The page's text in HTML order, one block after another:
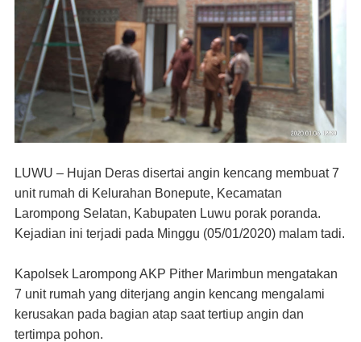
LUWU – Hujan Deras disertai angin kencang membuat 7
unit rumah di Kelurahan Bonepute, Kecamatan
Larompong Selatan, Kabupaten Luwu porak poranda.
Kejadian ini terjadi pada Minggu (05/01/2020) malam tadi.
Kapolsek Larompong AKP Pither Marimbun mengatakan
7 unit rumah yang diterjang angin kencang mengalami
kerusakan pada bagian atap saat tertiup angin dan
tertimpa pohon.